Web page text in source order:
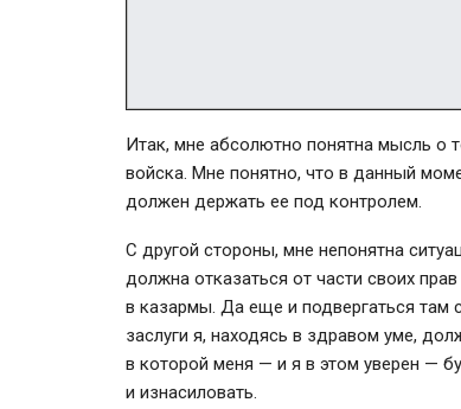
Итак, мне абсолютно понятна мысль о
войска. Мне понятно, что в данный
должен держать ее под контролем.
С другой стороны, мне непонятна
должна отказаться от части своих
в казармы. Да еще и подвергаться там
заслуги я, находясь в здравом уме,
в которой меня — и я в этом уверен —
и изнасиловать.